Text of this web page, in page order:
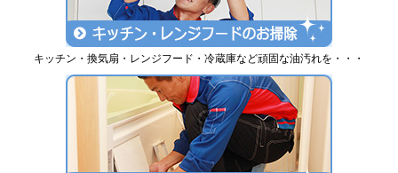
キッチン・換気扇・レンジフード・冷蔵庫など頑固な油汚れを・・・